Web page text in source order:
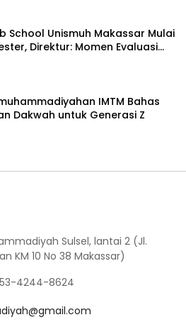
School Unismuh Makassar Mulai
Direktur: Momen Evaluasi
IMTM Bahas
Dakwah untuk Generasi Z
Sulsel, lantai 2 (Jl.
KM 10 No 38 Makassar)
4244-8624